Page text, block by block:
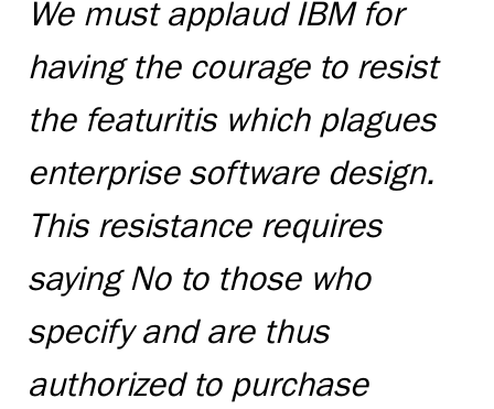
We must applaud IBM for
having the courage to resist
the featuritis which plagues
enterprise software design.
This resistance requires
saying No to those who
specify and are thus
authorized to purchase